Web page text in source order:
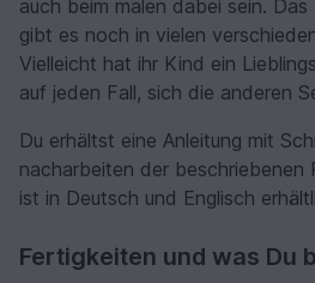
auch beim malen dabei sein. Das
gibt es noch in vielen
Vielleicht hat ihr Kind ein
auf jeden Fall, sich die anderen
Du erhältst eine Anleitung mit
nacharbeiten der beschriebenen
ist in Deutsch und Englisch
Fertigkeiten und was Du